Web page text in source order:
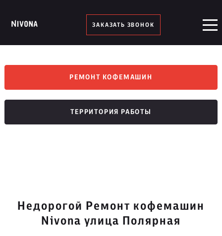
ЗАКАЗАТЬ ЗВОНОК
РЕМОНТ КОФЕМАШИН
ТЕРРИТОРИЯ РАБОТЫ
Недорогой Ремонт кофемашин
Nivona улица Полярная